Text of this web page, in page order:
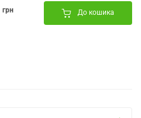
грн До кошика